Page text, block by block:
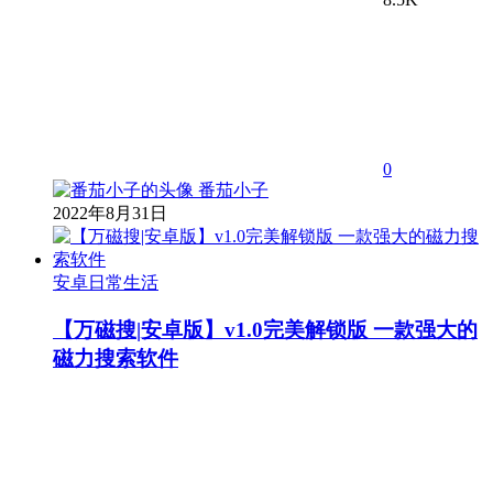
0
番茄小子
2022年8月31日
安卓日常生活
【万磁搜|安卓版】v1.0完美解锁版 一款强大的
磁力搜索软件